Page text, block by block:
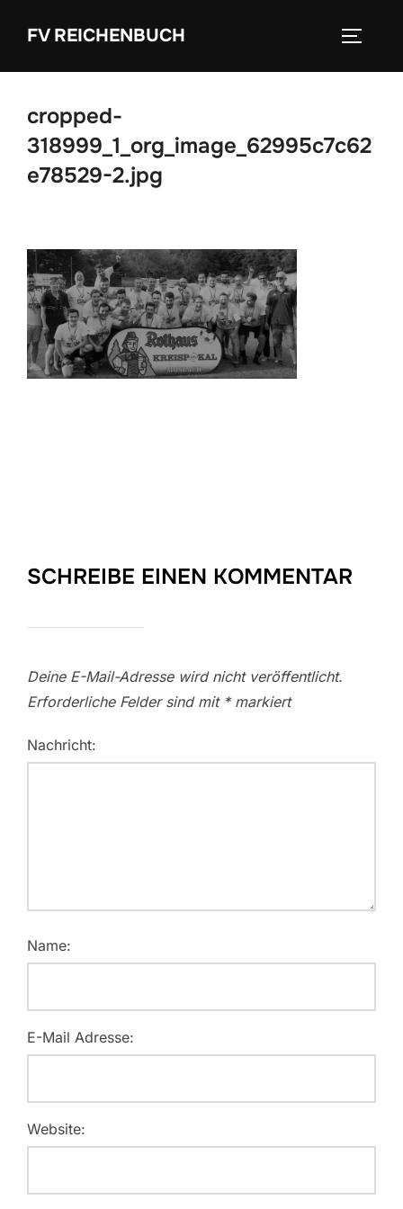
InhaltFV REICHENBUCH
cropped-
318999_1_org_image_62995c7c62
e78529-2.jpg
SCHREIBE EINEN KOMMENTAR
Deine E-Mail-Adresse wird nicht veröffentlicht.
Erforderliche Felder sind mit *markiert
Nachricht:
Name:
E-Mail Adresse:
Website: